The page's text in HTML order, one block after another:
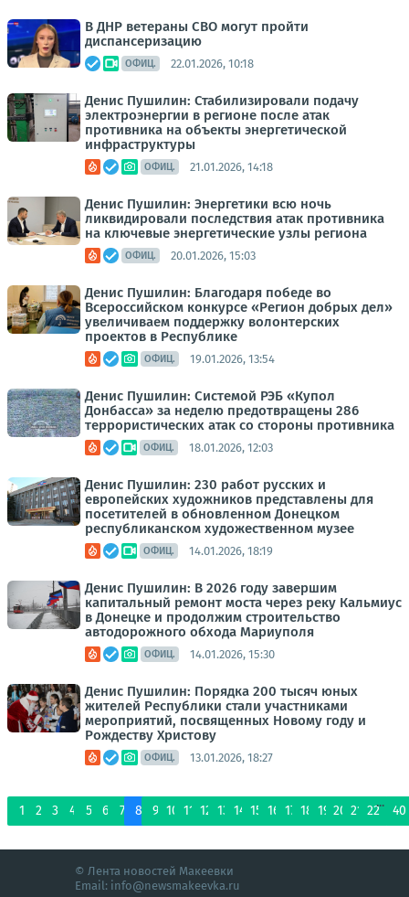
В ДНР ветераны СВО могут пройти
диспансеризацию
ОФИЦ. 22.01.2026, 10:18
Денис Пушилин: Стабилизировали подачу
электроэнергии в регионе после атак
противника на объекты энергетической
инфраструктуры
ОФИЦ. 21.01.2026, 14:18
Денис Пушилин: Энергетики всю ночь
ликвидировали последствия атак противника
на ключевые энергетические узлы региона
ОФИЦ. 20.01.2026, 15:03
Денис Пушилин: Благодаря победе во
Всероссийском конкурсе «Регион добрых дел»
увеличиваем поддержку волонтерских
проектов в Республике
ОФИЦ. 19.01.2026, 13:54
Денис Пушилин: Системой РЭБ «Купол
Донбасса» за неделю предотвращены 286
террористических атак со стороны противника
ОФИЦ. 18.01.2026, 12:03
Денис Пушилин: 230 работ русских и
европейских художников представлены для
посетителей в обновленном Донецком
республиканском художественном музее
ОФИЦ. 14.01.2026, 18:19
Денис Пушилин: В 2026 году завершим
капитальный ремонт моста через реку Кальмиус
в Донецке и продолжим строительство
автодорожного обхода Мариуполя
ОФИЦ. 14.01.2026, 15:30
Денис Пушилин: Порядка 200 тысяч юных
жителей Республики стали участниками
мероприятий, посвященных Новому году и
Рождеству Христову
ОФИЦ. 13.01.2026, 18:27
1 2 3 4 5 6 7 8 9 10 11 12 13 14 15 16 17 18 19 20 21 22
...
40
© Лента новостей Макеевки
Email: info@newsmakeevka.ru